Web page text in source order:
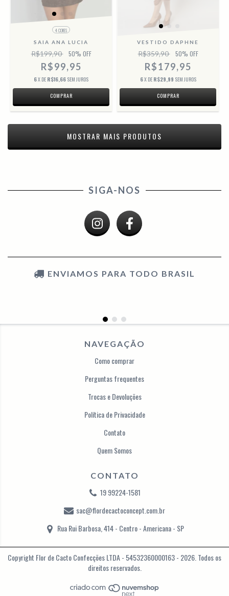
4 CORES
SAIA ANA LUCIA
R$199,90 50% OFF
R$99,95
6X DE R$16,66 SEM JUROS
COMPRAR
VESTIDO DAPHNE
R$359,90 50% OFF
R$179,95
6X DE R$29,99 SEM JUROS
COMPRAR
MOSTRAR MAIS PRODUTOS
SIGA-NOS
ENVIAMOS PARA TODO BRASIL
NAVEGAÇÃO
Como comprar
Perguntas frequentes
Trocas e Devoluções
Política de Privacidade
Contato
Quem Somos
CONTATO
19 99224-1581
sac@flordecactoconcept.com.br
Rua Rui Barbosa, 414 - Centro - Americana - SP
Copyright Flor de Cacto Confecções LTDA - 54532360000163 - 2026. Todos os
direitos reservados.